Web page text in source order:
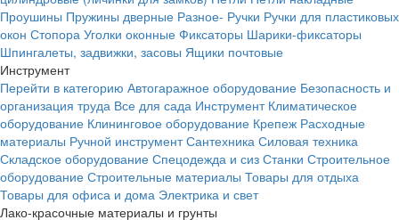
Проушины Пружины дверные Разное- Ручки Ручки для пластиковых
окон Стопора Уголки оконные Фиксаторы Шарики-фиксаторы
Шпингалеты, задвижки, засовы Ящики почтовые
Инструмент
Перейти в категорию Автогаражное оборудование Безопасность и
организация труда Все для сада Инструмент Климатическое
оборудование Клининговое оборудование Крепеж Расходные
материалы Ручной инструмент Сантехника Силовая техника
Складское оборудование Спецодежда и сиз Станки Строительное
оборудование Строительные материалы Товары для отдыха
Товары для офиса и дома Электрика и свет
Лако-красочные материалы и грунты